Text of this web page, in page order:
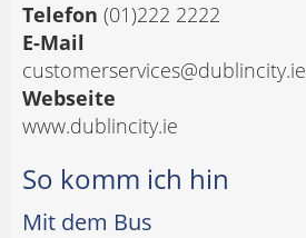
Telefon (01)222 2222
E-Mail
customerservices@dublincity.ie
Webseite
www.dublincity.ie
So komm ich hin
Mit dem Bus